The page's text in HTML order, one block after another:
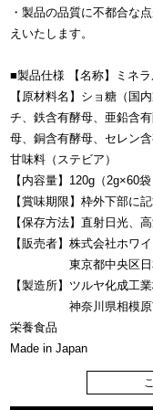
・製品の品質に不都合な
えいたします。
■製品仕様 【名称】ミネ
【原材料名】ショ糖（国
チ、鉄含有酵母、亜鉛含
母、銅含有酵母、セレン
甘味料（ステビア）
【内容量】120g（2g×60袋
【賞味期限】枠外下部に
【保存方法】直射日光、
【販売者】株式会社ホワ
東京都中央区日本
【製造所】ツルヤ化成工
神奈川県相模原市
栄養食品
Made in Japan